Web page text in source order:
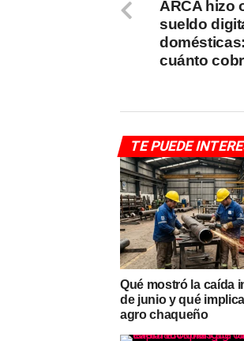
ARCA hizo
sueldo
cuánto
TE PUEDE
Qué mostró la caída
de junio y qué
agro chaqueño